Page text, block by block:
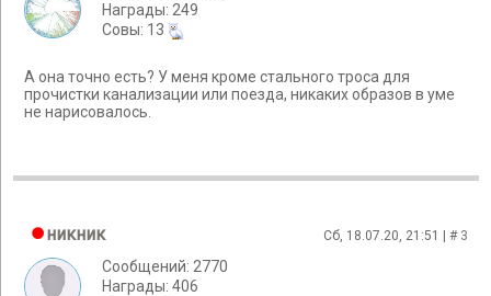
Награды: 249
Cовы: 13
А она точно есть? У меня кроме стального троса для
прочистки канализации или поезда, никаких образов в уме
не нарисовалось.
никник Сб, 18.07.20, 21:51 | # 3
Сообщений: 2770
Награды: 406